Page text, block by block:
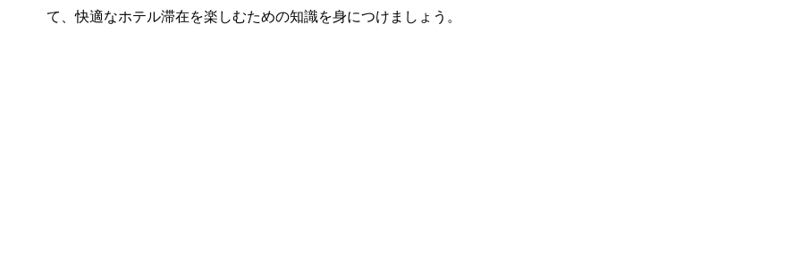
て、快適なホテル滞在を楽しむための知識を身につけましょう。